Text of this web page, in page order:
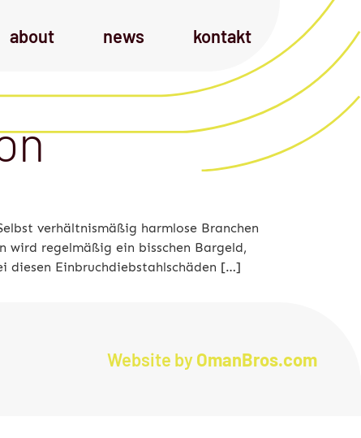
about news kontakt
verhältnismäßig harmlose Branchen
wird regelmäßig ein bisschen Bargeld,
diesen Einbruchdiebstahlschäden […]
Website byOmanBros.com